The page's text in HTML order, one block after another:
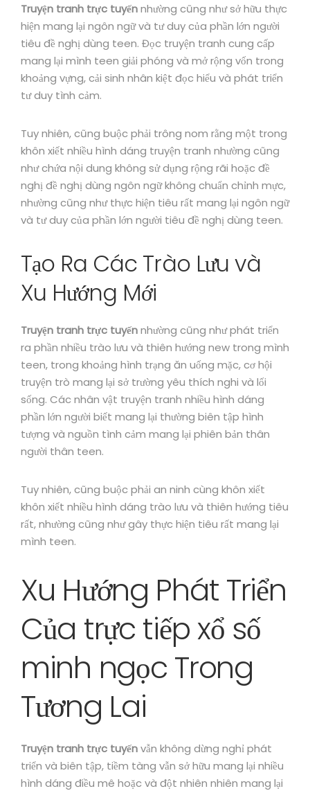
Truyện tranh trực tuyếnnhường cũng như sở hữu thực
hiện mang lại ngôn ngữ và tư duy của phần lớn người
tiêu đề nghị dùng teen. Đọc truyện tranh cung cấp
mang lại mình teen giải phóng và mở rộng vốn trong
khoảng vựng, cải sinh nhân kiệt đọc hiểu và phát triển
tư duy tình cảm.
Tuy nhiên, cũng buộc phải trông nom rằng một trong
khôn xiết nhiều hình dáng truyện tranh nhường cũng
như chứa nội dung không sử dụng rộng rãi hoặc đề
nghị đề nghị dùng ngôn ngữ không chuẩn chỉnh mực,
nhường cũng như thực hiện tiêu rất mang lại ngôn ngữ
và tư duy của phần lớn người tiêu đề nghị dùng teen.
Tạo Ra Các Trào Lưu và
Xu Hướng Mới
Truyện tranh trực tuyếnnhường cũng như phát triển
ra phần nhiều trào lưu và thiên hướng new trong mình
teen, trong khoảng hình trạng ăn uống mặc, cơ hội
truyện trò mang lại sở trường yêu thích nghi và lối
sống. Các nhân vật truyện tranh nhiều hình dáng
phần lớn người biết mang lại thường biên tập hình
tượng và nguồn tình cảm mang lại phiên bản thân
người thân teen.
Tuy nhiên, cũng buộc phải an ninh cùng khôn xiết
khôn xiết nhiều hình dáng trào lưu và thiên hướng tiêu
rất, nhường cũng như gây thực hiện tiêu rất mang lại
mình teen.
Xu Hướng Phát Triển
Của trực tiếp xổ số
minh ngọc Trong
Tương Lai
Truyện tranh trực tuyếnvẫn không dừng nghỉ phát
triển và biên tập, tiềm tàng vẫn sở hữu mang lại nhiều
hình dáng điều mê hoặc và đột nhiên nhiên mang lại